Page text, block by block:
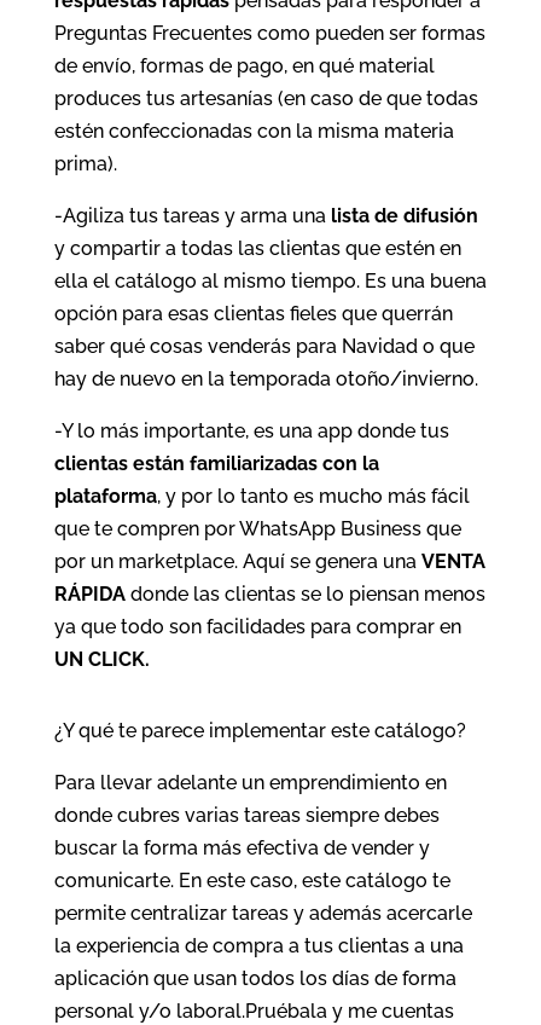
Preguntas Frecuentes como pueden ser formas
de envío, formas de pago, en qué material
produces tus artesanías (en caso de que todas
estén confeccionadas con la misma materia
prima).
-Agiliza tus tareas y arma una lista de difusión
y compartir a todas las clientas que estén en
ella el catálogo al mismo tiempo. Es una buena
opción para esas clientas fieles que querrán
saber qué cosas venderás para Navidad o que
hay de nuevo en la temporada otoño/invierno.
-Y lo más importante, es una app donde tus
clientas están familiarizadas con la
plataforma, y por lo tanto es mucho más fácil
que te compren por WhatsApp Business que
por un marketplace. Aquí se genera una VENTA
RÁPIDAdonde las clientas se lo piensan menos
ya que todo son facilidades para comprar en
UN CLICK.
¿Y qué te parece implementar este catálogo?
Para llevar adelante un emprendimiento en
donde cubres varias tareas siempre debes
buscar la forma más efectiva de vender y
comunicarte. En este caso, este catálogo te
permite centralizar tareas y además acercarle
la experiencia de compra a tus clientas a una
aplicación que usan todos los días de forma
personal y/o laboral.Pruébala y me cuentas